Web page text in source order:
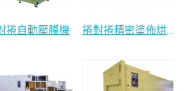
捲自動壓膜機 捲對捲精密塗佈烘烤線